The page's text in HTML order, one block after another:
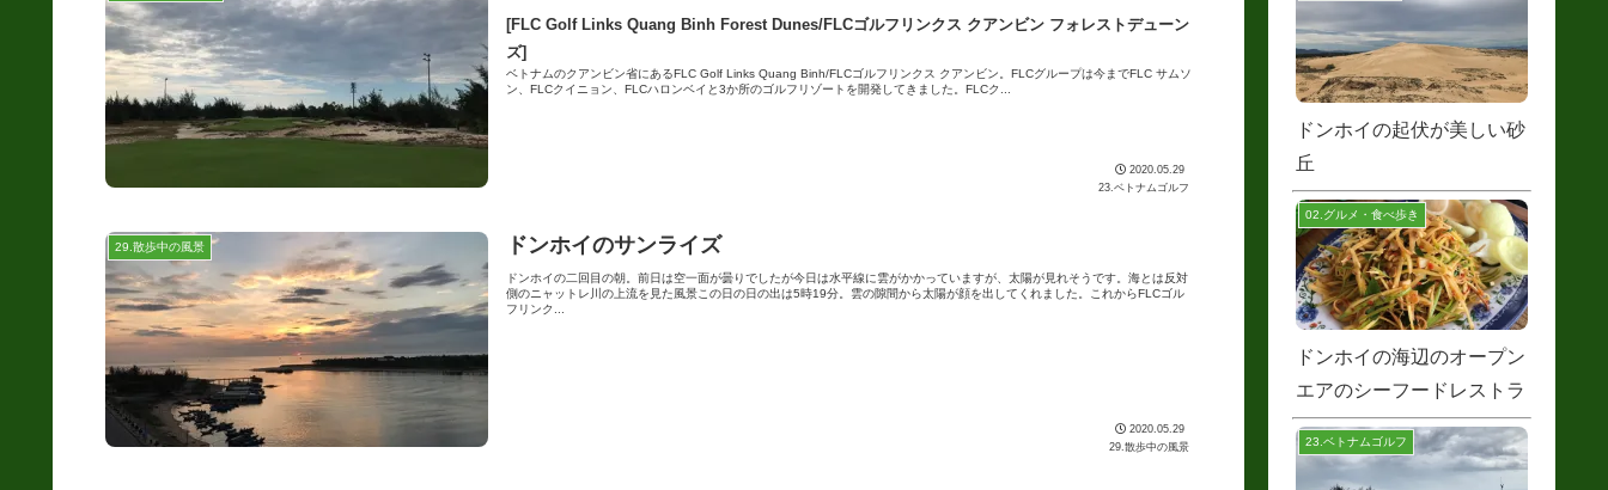
[FLC Golf Links Quang Binh Forest Dunes/FLCゴルフリンクス クアンビン フォレストデューン
ズ]
ベトナムのクアンビン省にあるFLC Golf Links Quang Binh/FLCゴルフリンクス クアンビン。FLCグループは今までFLC サムソ
ン、FLCクイニョン、FLCハロンベイと3か所のゴルフリゾートを開発してきました。FLCク...
2020.05.29
23.ベトナムゴルフ
29.散歩中の風景 ドンホイのサンライズ
ドンホイの二回目の朝。前日は空一面が曇りでしたが今日は水平線に雲がかかっていますが、太陽が見れそうです。海とは反対
側のニャットレ川の上流を見た風景この日の日の出は5時19分。雲の隙間から太陽が顔を出してくれました。これからFLCゴル
フリンク...
2020.05.29
29.散歩中の風景
ドンホイの起伏が美しい砂
丘
02.グルメ・食べ歩き
ドンホイの海辺のオープン
エアのシーフードレストラ
ン
23.ベトナムゴルフ